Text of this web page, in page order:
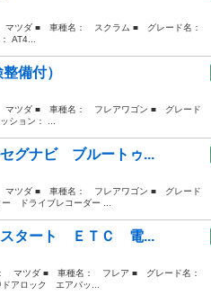
ツダ ■ 車種名： スクラム ■ グレード名：
AT4...
備付）
ツダ ■ 車種名： フレアワゴン ■ グレード
ョン： ...
グナビ ブルートゥ...
ツダ ■ 車種名： フレアワゴン ■ グレード
ドライブレコーダー ...
スタート ＥＴＣ 電...
マツダ ■ 車種名： フレア ■ グレード名：
アロック エアバッ...